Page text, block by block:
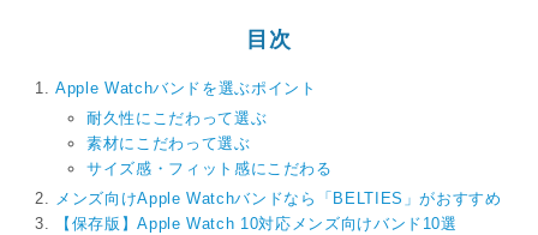
目次
Apple Watchバンドを選ぶポイント
耐久性にこだわって選ぶ
素材にこだわって選ぶ
サイズ感・フィット感にこだわる
メンズ向けApple Watchバンドなら「BELTIES」がおすすめ
【保存版】Apple Watch 10対応メンズ向けバンド10選